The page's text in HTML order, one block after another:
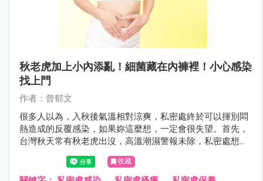
秋老虎加上小內添亂！細菌藏在內褲裡！小心感染
找上門
作者：曾郁文
很多人以為，入秋後氣溫相對涼爽，私密處終於可以揮別悶
熱造成的反覆感染，如果妳這麼想，一定會很失望。首先，
台灣秋天常有秋老虎出沒，高溫潮濕警報未除，私密處想要
遠離搔癢感染有難度，另一方面，很多人以為感染問題出在
外在環境，卻忽略內在環境也可能成為幫兇。
收藏